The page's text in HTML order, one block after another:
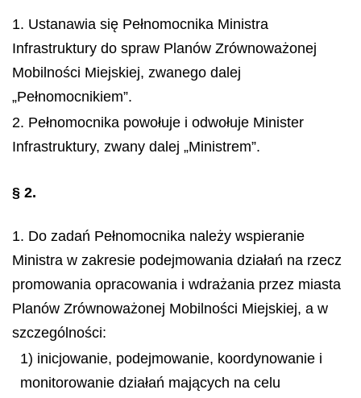
1. Ustanawia się Pełnomocnika Ministra
Infrastruktury do spraw Planów Zrównoważonej
Mobilności Miejskiej, zwanego dalej
„Pełnomocnikiem”.
2. Pełnomocnika powołuje i odwołuje Minister
Infrastruktury, zwany dalej „Ministrem”.
§ 2.
1. Do zadań Pełnomocnika należy wspieranie
Ministra w zakresie podejmowania działań na rzecz
promowania opracowania i wdrażania przez miasta
Planów Zrównoważonej Mobilności Miejskiej, a w
szczególności:
1) inicjowanie, podejmowanie, koordynowanie i
monitorowanie działań mających na celu